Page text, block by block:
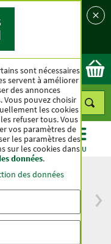
SELLER MENU
gamme depuis
sont nécessaires
servent à améliorer
des annonces
pouvez choisir
les cookies
refuser tous. Vous
vos paramètres de
les paramètres des
sur les cookies dans
données.
des données